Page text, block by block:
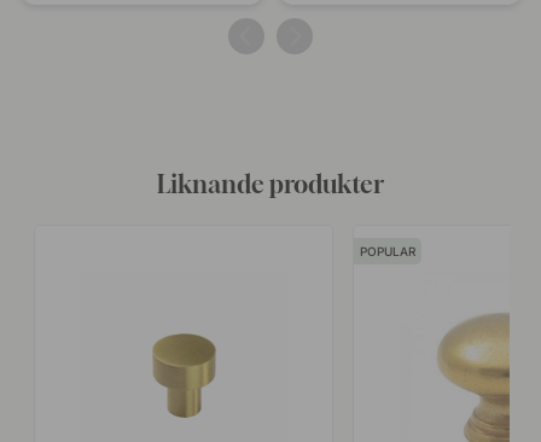
Liknande produkter
POPULAR